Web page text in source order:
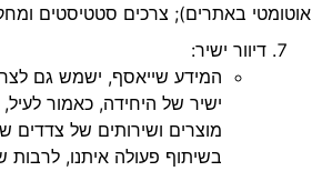
אוטומטי באתרים); צרכים סטטיסטים
דיוור ישיר:
המידע שייאסף, ישמש גם
ישיר של היחידה, כאמור
מוצרים ושירותים של צדדים
בשיתוף פעולה איתנו, לרבות